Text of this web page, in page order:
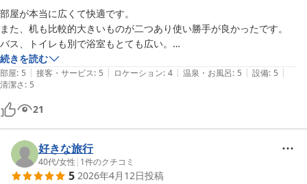
部屋が本当に広くて快適です。
また、机も比較的大きいものが二つあり使い勝手が良かったです。
バス、トイレも別で浴室もとても広い。
今回は1泊だけだったので、ちょっともったいないと思ったくらいで
す。
続きを読む
部屋: 5 | 接客・サービス: 5 | ロケーション: 4 | 温泉・お風呂: 5 | 設備: 5 |
清潔さ: 5
21
好きな旅行
40代/女性 | 1件のクチコミ
5 2026年4月12日投稿